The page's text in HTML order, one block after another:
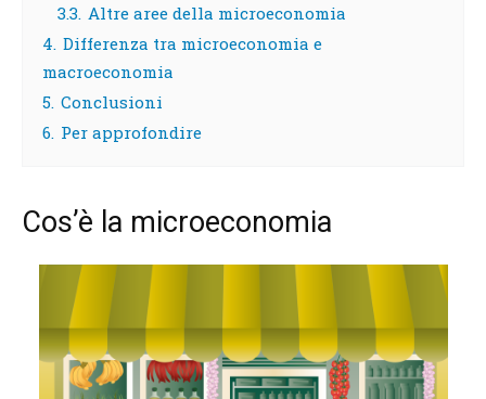
3.3. Altre aree della microeconomia
4. Differenza tra microeconomia e
macroeconomia
5. Conclusioni
6. Per approfondire
Cos’è la microeconomia